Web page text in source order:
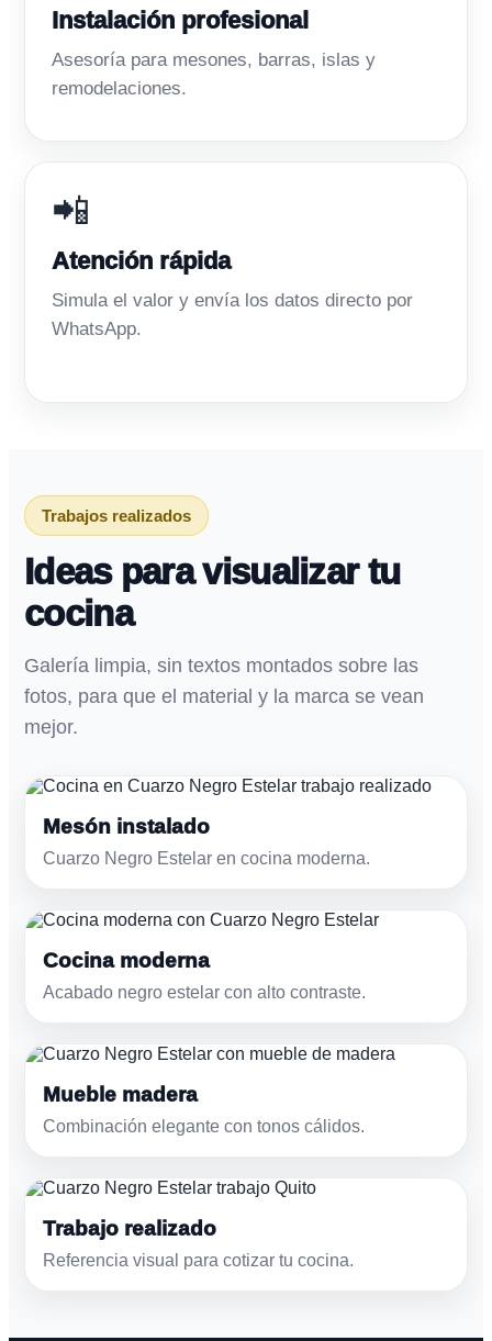
Instalación profesional
Asesoría para mesones, barras, islas y
remodelaciones.
📲
Atención rápida
Simula el valor y envía los datos directo por
WhatsApp.
Trabajos realizados
Ideas para visualizar tu
cocina
Galería limpia, sin textos montados sobre las
fotos, para que el material y la marca se vean
mejor.
Mesón instalado
Cuarzo Negro Estelar en cocina moderna.
Cocina moderna
Acabado negro estelar con alto contraste.
Mueble madera
Combinación elegante con tonos cálidos.
Trabajo realizado
Referencia visual para cotizar tu cocina.